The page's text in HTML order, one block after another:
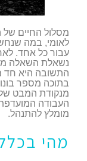
מסלול החיים של
לאומי, במה
עבור כל אחד.
נשאלת השאלה
התשובה היא חד
בתוכה מספר
מנקודת המבט
העבודה
מומלץ להתנהל.
מהי